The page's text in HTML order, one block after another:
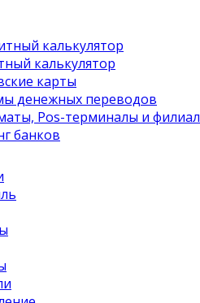
калькулятор
калькулятор
карты
денежных переводов
Pos-терминалы и
банков